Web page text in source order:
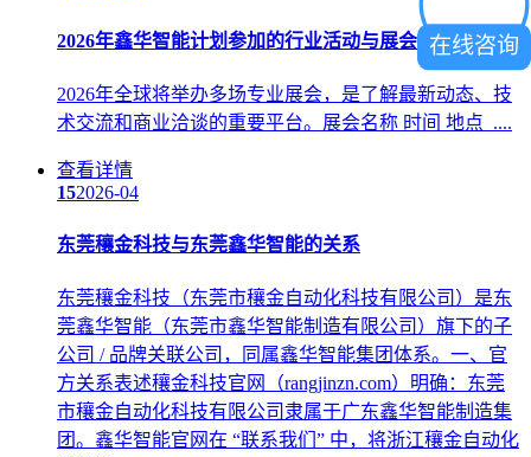
2026年鑫华智能计划参加的行业活动与展会
2026年全球将举办多场专业展会，是了解最新动态、技
术交流和商业洽谈的重要平台。展会名称 时间 地点 ....
查看详情
152026-04
东莞穰金科技与东莞鑫华智能的关系
东莞穰金科技（东莞市穰金自动化科技有限公司）是东
莞鑫华智能（东莞市鑫华智能制造有限公司）旗下的子
公司 / 品牌关联公司，同属鑫华智能集团体系。一、官
方关系表述穰金科技官网（rangjinzn.com）明确：东莞
市穰金自动化科技有限公司隶属于广东鑫华智能制造集
团。鑫华智能官网在 “联系我们” 中，将浙江穰金自动化
在线咨询